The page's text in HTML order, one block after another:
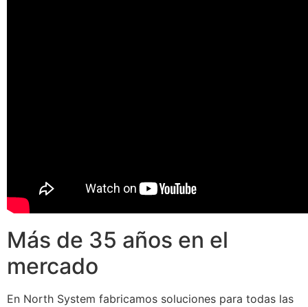
Más de 35 años en el
mercado
En North System fabricamos soluciones para todas las